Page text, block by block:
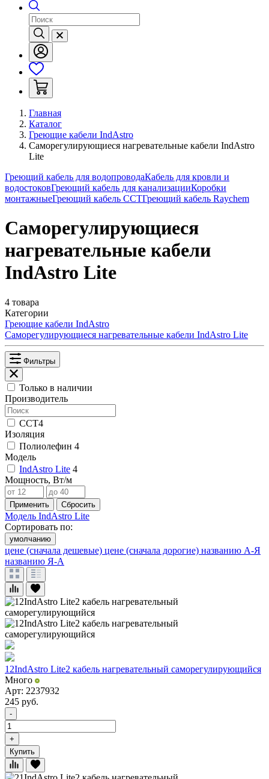
Главная
Каталог
Греющие кабели IndAstro
Саморегулирующиеся нагревательные кабели IndAstro
Lite
Греющий кабель для водопроводаКабель для кровли и
водостоковГреющий кабель для канализацииКоробки
монтажныеГреющий кабель ССТГреющий кабель Raychem
Саморегулирующиеся
нагревательные кабели
IndAstro Lite
4 товара
Категории
Греющие кабели IndAstro
Саморегулирующиеся нагревательные кабели IndAstro Lite
Фильтры
Только в наличии
Производитель
ССТ4
Изоляция
Полиолефин 4
Модель
IndAstro Lite 4
Мощность, Вт/м
Применить Сбросить
Модель IndAstro Lite
Сортировать по:
умолчанию
цене (сначала дешевые) цене (сначала дорогие) названию А-Я
названию Я-А
12IndAstro Lite2 кабель нагревательный саморегулирующийся
Много
Арт: 2237932
245 руб.
-
+
Купить